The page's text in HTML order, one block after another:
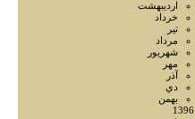
ارديبهشت
خرداد
تير
مرداد
شهريور
مهر
آذر
دي
بهمن
1396